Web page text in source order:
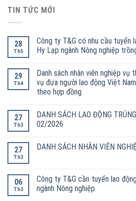
TIN TỨC MỚI
28
Th5
Công ty T&G có nhu cầu tuyển
Hy Lạp ngành Nông nghiệp
29
Th4
Danh sách nhân viên nghiệp
vụ đưa người lao động Việt
theo hợp đồng
27
Th3
DANH SÁCH LAO ĐỘNG
02/2026
27
Th3
DANH SÁCH NHÂN VIÊN
06
Th3
Công ty T&G cần tuyển lao
ngành Nông nghiệp